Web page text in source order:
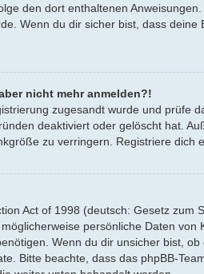
den dort enthaltenen
Wenn du dir sicher bist, dass
nicht mehr anmelden?!
zugesandt wurde und prüfe
deaktiviert oder gelöscht hat.
zu verringern. Registriere dich
Act of 1998 (deutsch: Gesetz
persönliche Daten
Wenn du dir unsicher bist,
Bitte beachte, dass das phpBB-